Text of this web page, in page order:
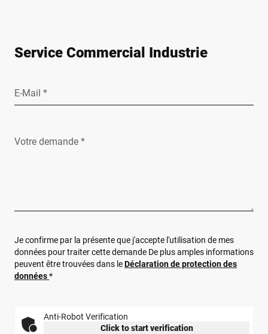
Service Commercial Industrie
E-Mail *
Votre demande *
Je confirme par la présente que j'accepte l'utilisation de mes
données pour traiter cette demande De plus amples informations
peuvent être trouvées dans leDéclaration de protection des
données*
Anti-Robot Verification
Click to start verification